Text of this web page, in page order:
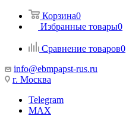
Корзина0
Избранные товары0
Сравнение товаров0
info@ebmpapst-rus.ru
г. Москва
Telegram
MAX